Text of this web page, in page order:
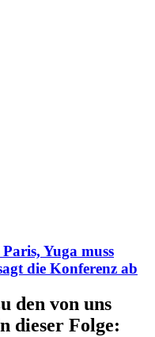
Yuga muss
die Konferenz ab
den von uns
dieser Folge: